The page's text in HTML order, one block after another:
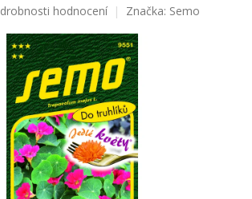
hodnocení Značka: Semo